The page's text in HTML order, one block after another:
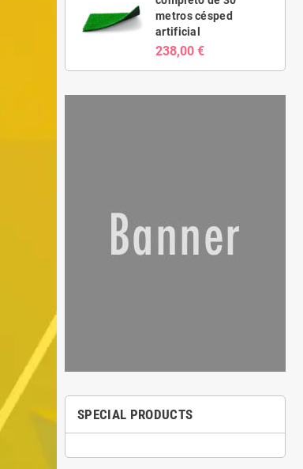
metros césped
artificial
238,00 €
SPECIAL PRODUCTS